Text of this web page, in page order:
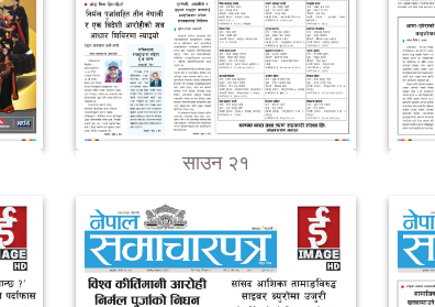
साउन २१